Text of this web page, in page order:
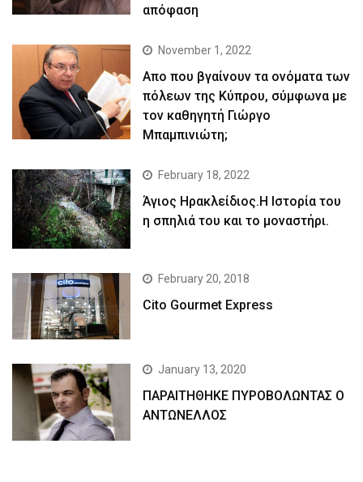
απόφαση
November 1, 2022
Απο που βγαίνουν τα ονόματα των
πόλεων της Κύπρου, σύμφωνα με
τον καθηγητή Γιώργο
Μπαμπινιώτη;
February 18, 2022
Άγιος Ηρακλείδιος.Η Ιστορία του
η σπηλιά του και το μοναστήρι.
February 20, 2018
Cito Gourmet Express
January 13, 2020
ΠΑΡΑΙΤΗΘΗΚΕ ΠΥΡΟΒΟΛΩΝΤΑΣ Ο
ΑΝΤΩΝΕΛΛΟΣ